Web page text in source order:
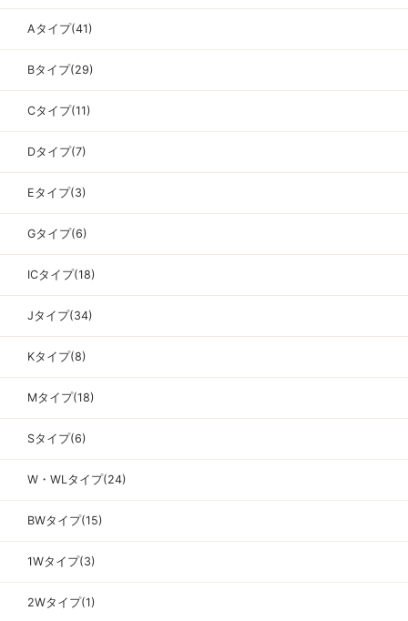
Aタイプ(41)
Bタイプ(29)
Cタイプ(11)
Dタイプ(7)
Eタイプ(3)
Gタイプ(6)
ICタイプ(18)
Jタイプ(34)
Kタイプ(8)
Mタイプ(18)
Sタイプ(6)
W・WLタイプ(24)
BWタイプ(15)
1Wタイプ(3)
2Wタイプ(1)